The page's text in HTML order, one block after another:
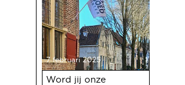
7 februari 2025
Word jij onze